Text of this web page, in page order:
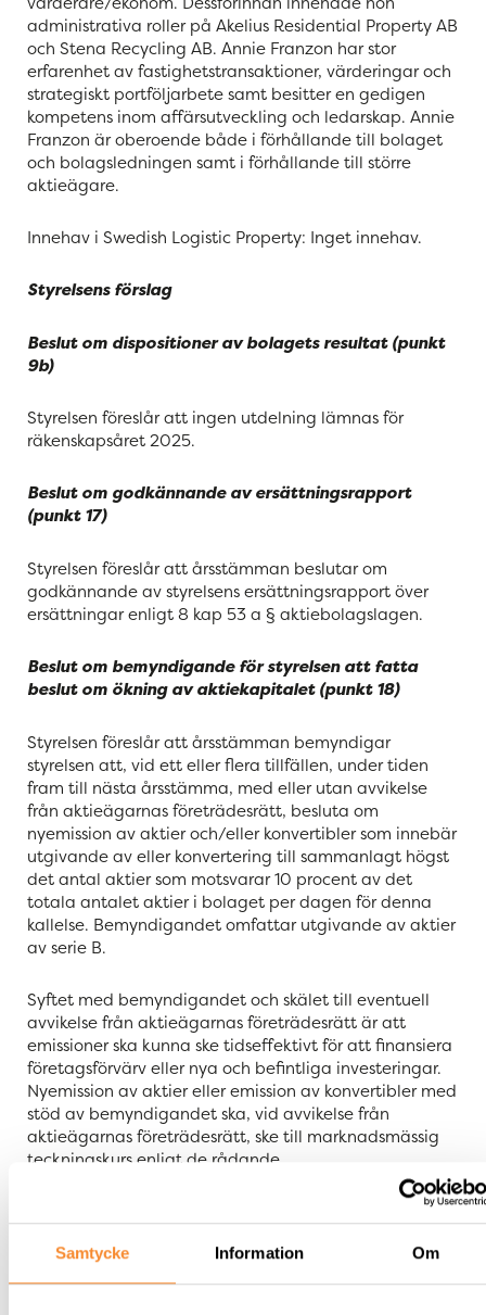
Samtycke Information Om
administrativa roller på Akelius Residential Property AB
och Stena Recycling AB. Annie Franzon har stor
erfarenhet av fastighetstransaktioner, värderingar och
strategiskt portföljarbete samt besitter en gedigen
kompetens inom affärsutveckling och ledarskap. Annie
Franzon är oberoende både i förhållande till bolaget
och bolagsledningen samt i förhållande till större
aktieägare.
Innehav i Swedish Logistic Property: Inget innehav.
Styrelsens förslag
Beslut om dispositioner av bolagets resultat (punkt
9b)
Styrelsen föreslår att ingen utdelning lämnas för
räkenskapsåret 2025.
Beslut om godkännande av ersättningsrapport
(punkt 17)
Styrelsen föreslår att årsstämman beslutar om
godkännande av styrelsens ersättningsrapport över
ersättningar enligt 8 kap 53 a § aktiebolagslagen.
Beslut om bemyndigande för styrelsen att fatta
beslut om ökning av aktiekapitalet (punkt18)
Styrelsen föreslår att årsstämman bemyndigar
styrelsen att, vid ett eller flera tillfällen, under tiden
fram till nästa årsstämma, med eller utan avvikelse
från aktieägarnas företrädesrätt, besluta om
nyemission av aktier och/eller konvertibler som innebär
utgivande av eller konvertering till sammanlagt högst
det antal aktier som motsvarar 10 procent av det
totala antalet aktier i bolaget per dagen för denna
kallelse. Bemyndigandet omfattar utgivande av aktier
av serie B.
Syftet med bemyndigandet och skälet till eventuell
avvikelse från aktieägarnas företrädesrätt är att
emissioner ska kunna ske tidseffektivt för att finansiera
företagsförvärv eller nya och befintliga investeringar.
Nyemission av aktier eller emission av konvertibler med
stöd av bemyndigandet ska, vid avvikelse från
aktieägarnas företrädesrätt, ske till marknadsmässig
teckningskurs enligt de rådande
marknadsförhållandena vid tidpunkten för emissionen.
Betalning för tecknade aktier och/eller konvertibler ska
kunna ske kontant, med apportegendom eller genom
kvittning.